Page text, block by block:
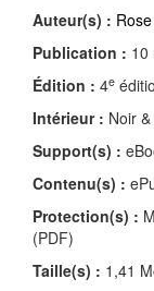
Auteur(s) :
Publication : 10
Édition : 4e
Intérieur : Noir
Support(s) :
Contenu(s) :
Protection(s) :
(PDF)
Taille(s) : 1,41